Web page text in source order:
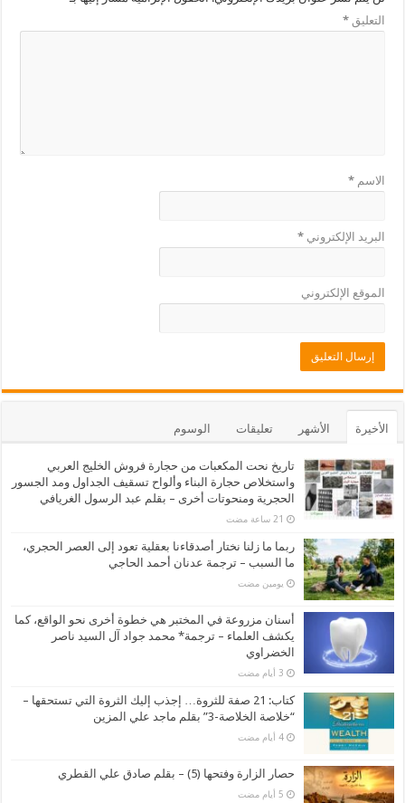
التعليق*
الاسم*
البريد الإلكتروني*
الموقع الإلكتروني
الأخيرة الأشهر تعليقات الوسوم
تاريخ نحت المكعبات من حجارة فروش الخليج العربي
واستخلاص حجارة البناء وألواح تسقيف الجداول ومد الجسور
الحجرية ومنحوتات أخرى – بقلم عبد الرسول الغريافي
ربما ما زلنا نختار أصدقاءنا بعقلية تعود إلى العصر الحجري،
ما السبب – ترجمة عدنان أحمد الحاجي
‏يومين مضت
أسنان مزروعة في المختبر هي خطوة أخرى نحو الواقع، كما
يكشف العلماء – ترجمة* محمد جواد آل السيد ناصر
الخضراوي
كتاب: 21 صفة للثروة… إجذب إليك الثروة التي تستحقها –
“خلاصة الخلاصة-3” بقلم ماجد علي المزين
‏4 أيام مضت
حصار الزارة وفتحها (5) – بقلم صادق علي القطري